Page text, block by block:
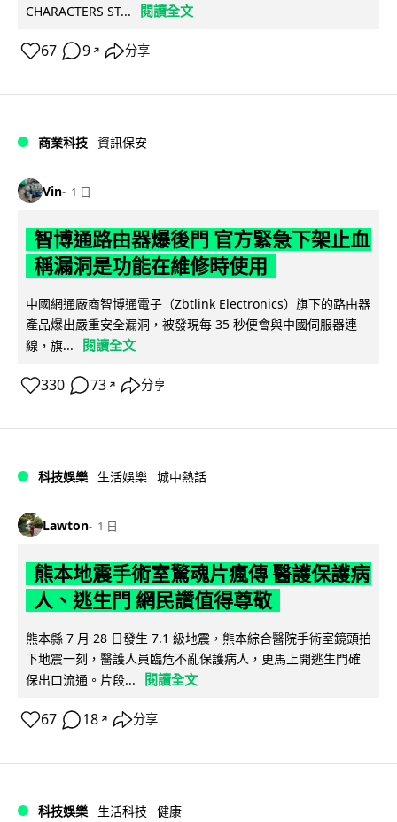
CHARACTERS ST...
閱讀全文
67 9 ↗ 分享
商業科技 資訊保安
Vin 1 日
智博通路由器爆後門 官方緊急下架止血
稱漏洞是功能在維修時使用
中國網通廠商智博通電子（Zbtlink Electronics）旗下的路由器
產品爆出嚴重安全漏洞，被發現每 35 秒便會與中國伺服器連
線，旗...
閱讀全文
330 73 ↗ 分享
科技娛樂 生活娛樂 城中熱話
Lawton 1 日
熊本地震手術室驚魂片瘋傳 醫護保護病
人、逃生門 網民讚值得尊敬
熊本縣 7 月 28 日發生 7.1 級地震，熊本綜合醫院手術室鏡頭拍
下地震一刻，醫護人員臨危不亂保護病人，更馬上開逃生門確
保出口流通。片段...
閱讀全文
67 18 ↗ 分享
科技娛樂 生活科技 健康